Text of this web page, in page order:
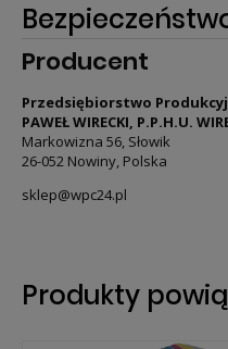
Producent
Przedsiębiorstwo
PAWEŁ WIRECKI, P.P.H.U.
Markowizna 56, Słowik
26-052 Nowiny, Polska
sklep@wpc24.pl
Produkty